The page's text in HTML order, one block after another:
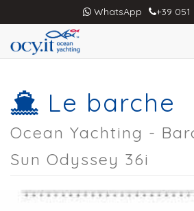
WhatsApp +39 051
Le barche
Ocean Yachting -
Sun Odyssey 36i